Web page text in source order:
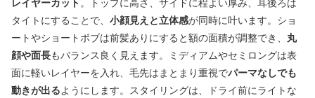
レイヤーカット 。トップに高さ、サイドに程よい厚み、耳後ろは
タイトにすることで、 小顔見えと立体感が同時に叶います。ショ
ートやショートボブは前髪ありにすると額の面積が調整でき、 丸
顔や面長もバランス良く見えます。ミディアムやセミロングは表
面に軽いレイヤーを入れ、毛先はまとまり重視でパーマなしでも
動きが出るようにします。スタイリングは、ドライ前にライトな